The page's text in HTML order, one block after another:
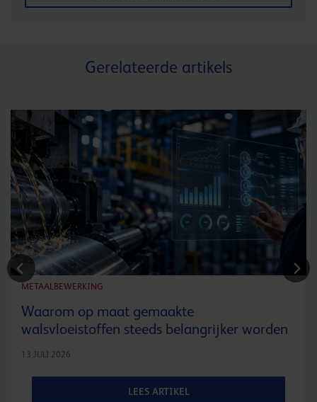
Gerelateerde artikels
METAALBEWERKING
Waarom op maat gemaakte
walsvloeistoffen steeds belangrijker worden
13 JULI 2026
LEES ARTIKEL